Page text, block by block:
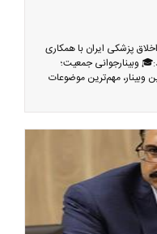
پزشکی ایران با همکاری
وبینارجوانی جمعیت؛
وبینار، مهم‌ترین موضوعات